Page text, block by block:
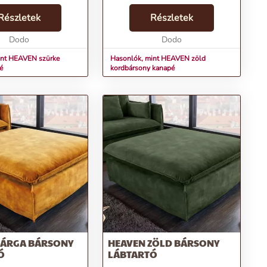
és Nosag
köszönhetően
te és
Dodo
HEAVEN szürke
és rengeteg stílust hoz bármely
élettérbe. Akár szunyókálsz egyet,
akár egy könyvvel kuporogsz, ez a
Részletek
Dodo
Hasonlók, mint HEAVEN zöld
kordbársony kanapé
BÁRSONY
HEAVEN ZÖLD BÁRSONY
LÁBTARTÓ